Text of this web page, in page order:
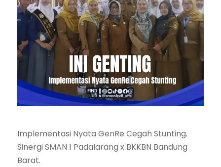
Implementasi Nyata GenRe Cegah Stunting.
Sinergi SMAN 1 Padalarang x BKKBN Bandung
Barat.